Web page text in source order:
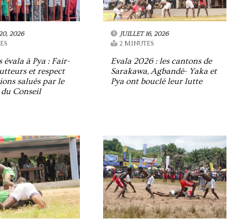
2026
évala à Pya : Fair-
et respect
salués par le
Conseil
JUILLET 16, 2026
2 MINUTES
Evala 2026 : les cantons de
Sarakawa, Agbandé- Yaka et
Pya ont bouclé leur lutte